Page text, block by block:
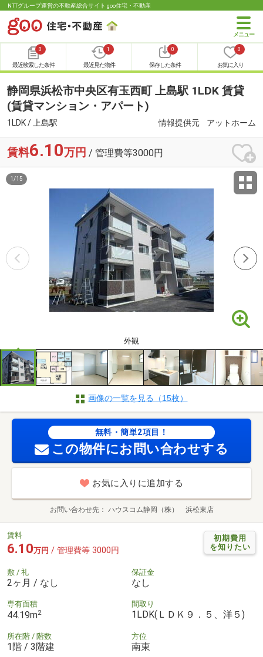
NTTグループ運営の不動産総合サイト goo住宅・不動産
0
最近検索した条件
1
最近見た物件
0
保存した条件
0
お気に入り
静岡県浜松市中央区有玉西町 上島駅 1LDK 賃貸
(賃貸マンション・アパート)
1LDK / 上島駅 情報提供元 アットホーム
賃料6.10万円 / 管理費等3000円
外観
1 /15
画像の一覧を見る（15枚）
無料・簡単2項目！
この物件にお問い合わせする
お気に入りに追加する
お問い合わせ先 ハウスコム静岡（株） 浜松東店
初期費用
を知りたい
賃料
6.10万円 / 管理費等 3000円
敷 / 礼
2ヶ月 / なし
保証金
なし
専有面積
44.19m2
間取り
1LDK(ＬＤＫ９．５、洋５)
所在階 / 階数
1階 / 3階建
方位
南東